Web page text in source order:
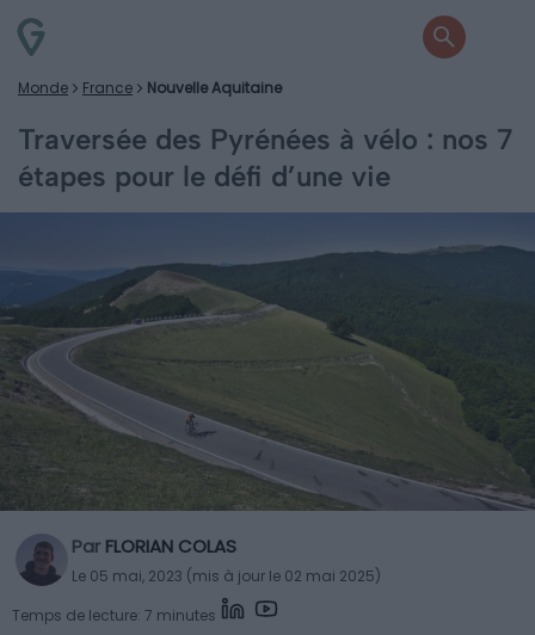
Monde France Nouvelle Aquitaine
Traversée des Pyrénées à vélo : nos 7
étapes pour le défi d’une vie
Par FLORIAN COLAS
Le 05 mai, 2023 (mis à jour le 02 mai 2025)
Temps de lecture: 7 minutes